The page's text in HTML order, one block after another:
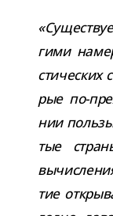
гими
сти­че­ских
рые по-​
нии
тые
тие